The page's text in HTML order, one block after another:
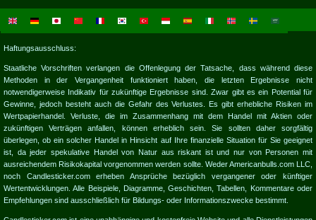
Haftungsausschluss:
Staatliche Vorschriften verlangen die Offenlegung der Tatsache, dass während diese
Methoden in der Vergangenheit funktioniert haben, die letzten Ergebnisse nicht
notwendigerweise Indikativ für zukünftige Ergebnisse sind. Zwar gibt es ein Potential für
Gewinne, jedoch besteht auch die Gefahr des Verlustes. Es gibt erhebliche Risiken im
Wertpapierhandel. Verluste, die im Zusammenhang mit dem Handel mit Aktien oder
zukünftigen Verträgen anfallen, können erheblich sein. Sie sollten daher sorgfältig
überlegen, ob ein solcher Handel in Hinsicht auf Ihre finanzielle Situation für Sie geeignet
ist, da jeder spekulative Handel von Natur aus riskant ist und nur von Personen mit
ausreichendem Risikokapital vorgenommen werden sollte. Weder Americanbulls.com LLC,
noch Candlesticker.com erheben Ansprüche bezüglich vergangener oder künftiger
Wertentwicklungen. Alle Beispiele, Diagramme, Geschichten, Tabellen, Kommentare oder
Empfehlungen sind ausschließlich für Bildungs- oder Informationszwecke bestimmt.